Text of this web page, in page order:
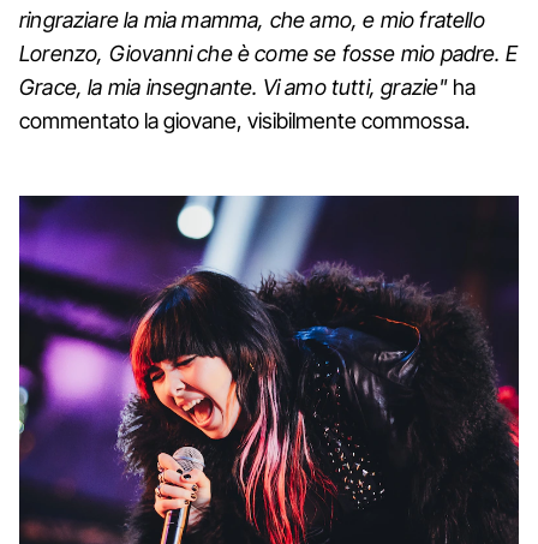
ringraziare la mia mamma, che amo, e mio fratello
Lorenzo, Giovanni che è come se fosse mio padre. E
Grace, la mia insegnante. Vi amo tutti, grazie" ha
commentato la giovane, visibilmente commossa.